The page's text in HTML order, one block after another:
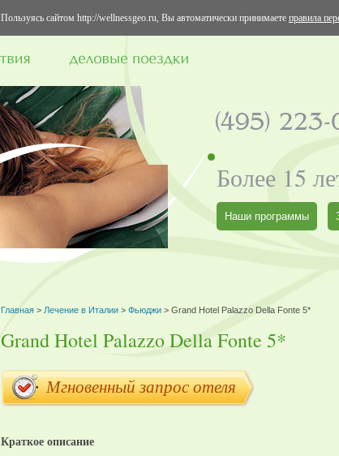
Пользуясь сайтом http://wellnessgeo.ru, Вы автоматически принимаете правила
Более 15
Наши программы
Главная> Лечение в Италии> Фьюджи> Grand Hotel Palazzo Della Fonte 5*
Grand Hotel Palazzo Della Fonte 5*
Мгновенный запрос отеля
Краткое описание